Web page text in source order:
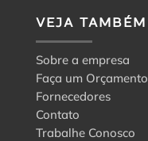
VEJA TAMBÉM
Sobre a empresa
Faça um Orçamento
Fornecedores
Contato
Trabalhe Conosco